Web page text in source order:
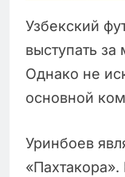
Узбекский
выступать
Однако не
основной
Уринбоев